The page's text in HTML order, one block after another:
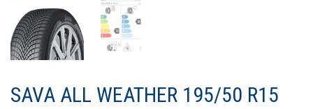
SAVA ALL WEATHER 195/50 R15